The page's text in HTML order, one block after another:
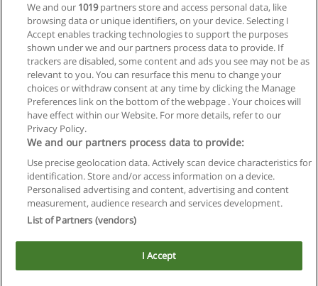
Privacidad de datos
Contactar con Educaedu
Copyright © Educaedu Business S.L. - CIF : B-95610580: -
We and our 1019partners store and access personal data, like
browsing data or unique identifiers, on your device. Selecting I
Accept enables tracking technologies to support the purposes
shown under we and our partners process data to provide. If
trackers are disabled, some content and ads you see may not be as
relevant to you. You can resurface this menu to change your
choices or withdraw consent at any time by clicking the Manage
Preferences link on the bottom of the webpage . Your choices will
have effect within our Website. For more details, refer to our
Privacy Policy.
We and our partners process data to provide:
Use precise geolocation data. Actively scan device characteristics for
identification. Store and/or access information on a device.
Personalised advertising and content, advertising and content
measurement, audience research and services development.
List of Partners (vendors)
I Accept